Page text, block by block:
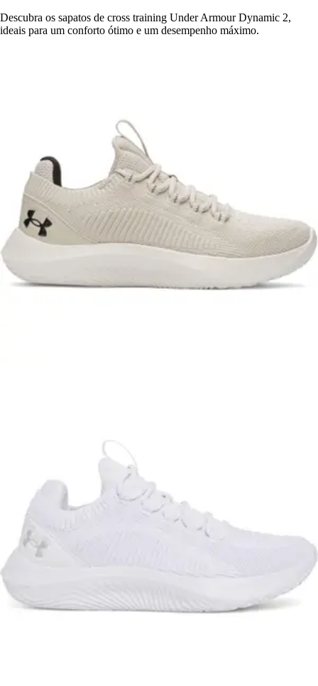
Descubra os sapatos de cross training Under Armour Dynamic 2,
ideais para um conforto ótimo e um desempenho máximo.